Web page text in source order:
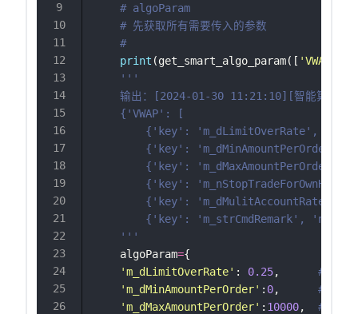
# algoParam
# 先获取所有需要传入的参数
#
print (get_smart_algo_param([ 'VWAP
'''
输出：[2024-01-30 11:21:10][智能算法
    {'VWAP': [
{'key': 'm_dLimitOverRate',
{'key': 'm_dMinAmountPerOrder',
{'key': 'm_dMaxAmountPerOrder',
{'key':
{'key': 'm_dMulitAccountRate',
{'key': 'm_strCmdRemark',
    '''
    algoParam
={
'm_dLimitOverRate' : 0.25, # 量比
'm_dMinAmountPerOrder' : 0, # 委托
'm_dMaxAmountPerOrder' : 10000, # 委托